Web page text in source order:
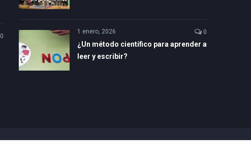
0
1 enero, 2026 0
¿Un método científico para aprender a
leer y escribir?